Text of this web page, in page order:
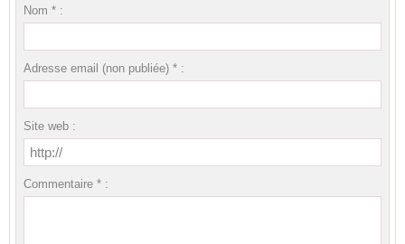
Nom * :
Adresse email (non publiée) * :
Site web :
Commentaire * :